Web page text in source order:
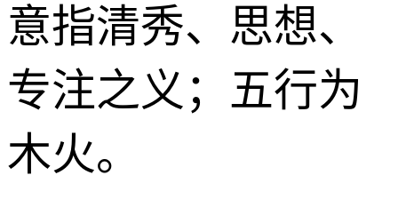
意指清秀、思想、
专注之义；五行为
木火。